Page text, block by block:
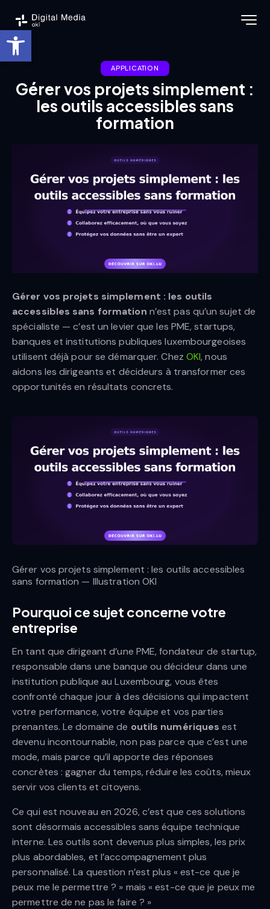
Ouvrir la barre d’outils
APPLICATION
Gérer vos projets simplement :
les outils accessibles sans
formation
Gérer vos projets simplement : les outils
accessibles sans formation n’est pas qu’un sujet de
spécialiste — c’est un levier que les PME, startups,
banques et institutions publiques luxembourgeoises
utilisent déjà pour se démarquer. Chez OKI, nous
aidons les dirigeants et décideurs à transformer ces
opportunités en résultats concrets.
Gérer vos projets simplement : les outils accessibles
sans formation — Illustration OKI
Pourquoi ce sujet concerne votre
entreprise
En tant que dirigeant d’une PME, fondateur de startup,
responsable dans une banque ou décideur dans une
institution publique au Luxembourg, vous êtes
confronté chaque jour à des décisions qui impactent
votre performance, votre équipe et vos parties
prenantes. Le domaine de outils numériques est
devenu incontournable, non pas parce que c’est une
mode, mais parce qu’il apporte des réponses
concrètes : gagner du temps, réduire les coûts, mieux
servir vos clients et citoyens.
Ce qui est nouveau en 2026, c’est que ces solutions
sont désormais accessibles sans équipe technique
interne. Les outils sont devenus plus simples, les prix
plus abordables, et l’accompagnement plus
personnalisé. La question n’est plus « est-ce que je
peux me le permettre ? » mais « est-ce que je peux me
permettre de ne pas le faire ? »